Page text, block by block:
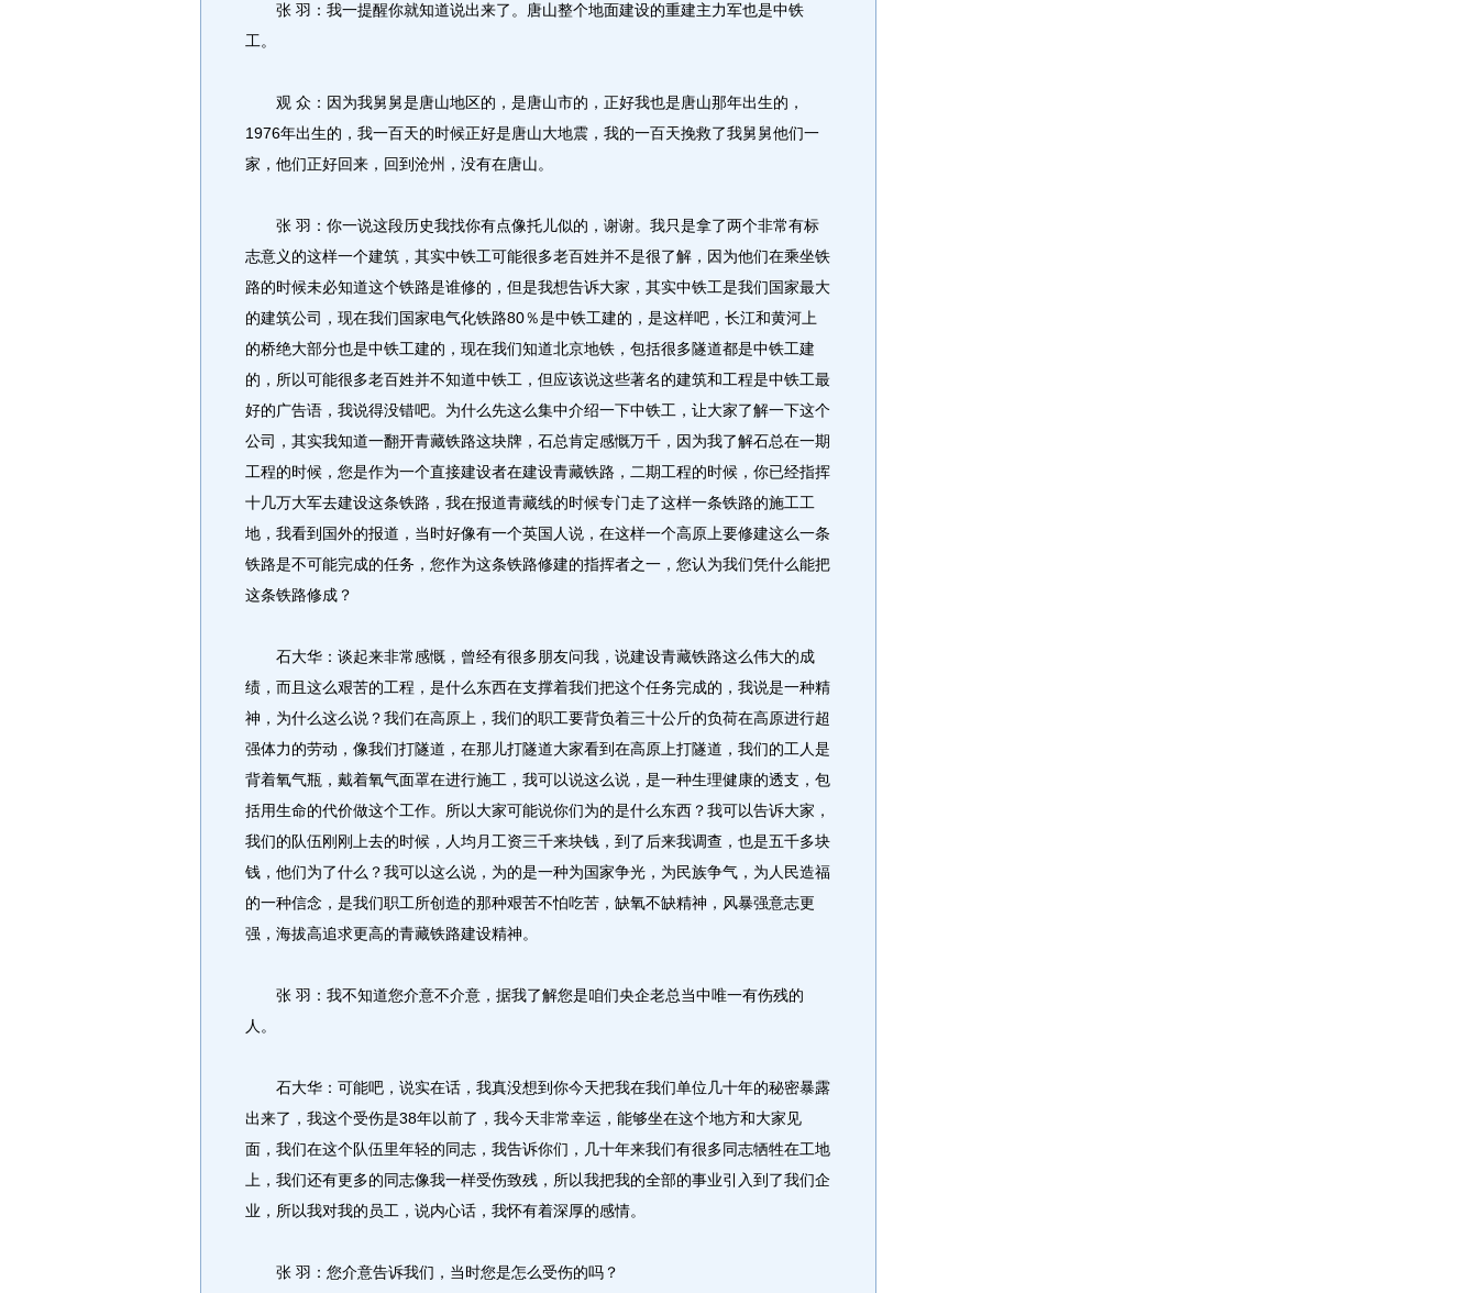
张 羽：我一提醒你就知道说出来了。唐山整个地面建设的重建主力军也是中铁
工。
观 众：因为我舅舅是唐山地区的，是唐山市的，正好我也是唐山那年出生的，
1976年出生的，我一百天的时候正好是唐山大地震，我的一百天挽救了我舅舅他们一
家，他们正好回来，回到沧州，没有在唐山。
张 羽：你一说这段历史我找你有点像托儿似的，谢谢。我只是拿了两个非常有标
志意义的这样一个建筑，其实中铁工可能很多老百姓并不是很了解，因为他们在乘坐铁
路的时候未必知道这个铁路是谁修的，但是我想告诉大家，其实中铁工是我们国家最大
的建筑公司，现在我们国家电气化铁路80％是中铁工建的，是这样吧，长江和黄河上
的桥绝大部分也是中铁工建的，现在我们知道北京地铁，包括很多隧道都是中铁工建
的，所以可能很多老百姓并不知道中铁工，但应该说这些著名的建筑和工程是中铁工最
好的广告语，我说得没错吧。为什么先这么集中介绍一下中铁工，让大家了解一下这个
公司，其实我知道一翻开青藏铁路这块牌，石总肯定感慨万千，因为我了解石总在一期
工程的时候，您是作为一个直接建设者在建设青藏铁路，二期工程的时候，你已经指挥
十几万大军去建设这条铁路，我在报道青藏线的时候专门走了这样一条铁路的施工工
地，我看到国外的报道，当时好像有一个英国人说，在这样一个高原上要修建这么一条
铁路是不可能完成的任务，您作为这条铁路修建的指挥者之一，您认为我们凭什么能把
这条铁路修成？
石大华：谈起来非常感慨，曾经有很多朋友问我，说建设青藏铁路这么伟大的成
绩，而且这么艰苦的工程，是什么东西在支撑着我们把这个任务完成的，我说是一种精
神，为什么这么说？我们在高原上，我们的职工要背负着三十公斤的负荷在高原进行超
强体力的劳动，像我们打隧道，在那儿打隧道大家看到在高原上打隧道，我们的工人是
背着氧气瓶，戴着氧气面罩在进行施工，我可以说这么说，是一种生理健康的透支，包
括用生命的代价做这个工作。所以大家可能说你们为的是什么东西？我可以告诉大家，
我们的队伍刚刚上去的时候，人均月工资三千来块钱，到了后来我调查，也是五千多块
钱，他们为了什么？我可以这么说，为的是一种为国家争光，为民族争气，为人民造福
的一种信念，是我们职工所创造的那种艰苦不怕吃苦，缺氧不缺精神，风暴强意志更
强，海拔高追求更高的青藏铁路建设精神。
张 羽：我不知道您介意不介意，据我了解您是咱们央企老总当中唯一有伤残的
人。
石大华：可能吧，说实在话，我真没想到你今天把我在我们单位几十年的秘密暴露
出来了，我这个受伤是38年以前了，我今天非常幸运，能够坐在这个地方和大家见
面，我们在这个队伍里年轻的同志，我告诉你们，几十年来我们有很多同志牺牲在工地
上，我们还有更多的同志像我一样受伤致残，所以我把我的全部的事业引入到了我们企
业，所以我对我的员工，说内心话，我怀有着深厚的感情。
张 羽：您介意告诉我们，当时您是怎么受伤的吗？